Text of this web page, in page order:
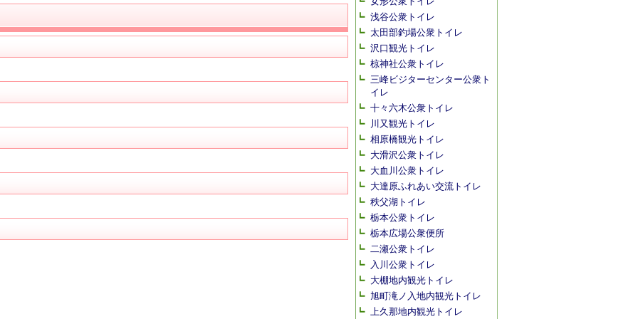
浅谷公衆トイレ
太田部釣場公衆トイレ
沢口観光トイレ
椋神社公衆トイレ
三峰ビジターセンター公衆ト
イレ
十々六木公衆トイレ
川又観光トイレ
相原橋観光トイレ
大滑沢公衆トイレ
大血川公衆トイレ
大達原ふれあい交流トイレ
秩父湖トイレ
栃本公衆トイレ
栃本広場公衆便所
二瀬公衆トイレ
入川公衆トイレ
大棚地内観光トイレ
旭町滝ノ入地内観光トイレ
上久那地内観光トイレ